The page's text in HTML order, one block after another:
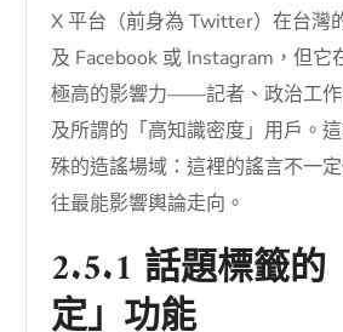
X 平台（前身為 Twitter）在台灣
及 Facebook 或 Instagram，但它
極高的影響力——記者、政治工
及所謂的「高知識密度」用戶。
殊的造謠場域：這裡的謠言不一
往最能影響輿論走向。
2.5.1 話題標籤的
定」功能